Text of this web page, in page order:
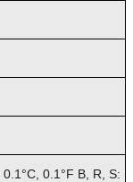
0.1°F B, R, S: